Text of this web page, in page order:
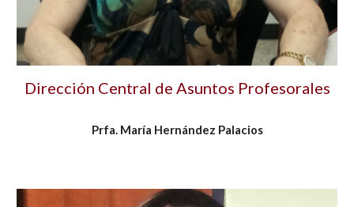
Dirección Central de Asuntos Profesorales
Prfa. María Hernández Palacios